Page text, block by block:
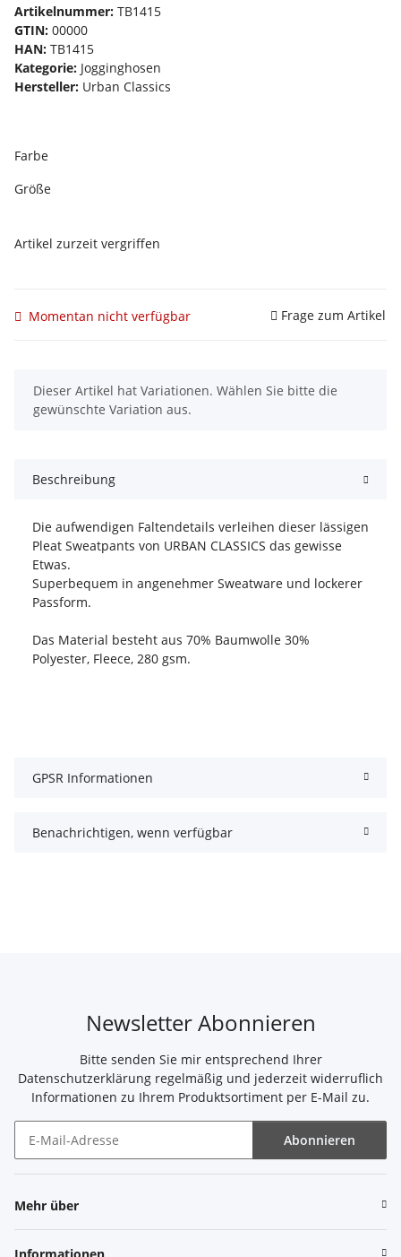
Artikelnummer: TB1415
GTIN: 00000
HAN: TB1415
Kategorie: Jogginghosen
Hersteller: Urban Classics
Farbe
Größe
Artikel zurzeit vergriffen
Momentan nicht verfügbar Frage zum Artikel
x
Dieser Artikel hat Variationen. Wählen Sie bitte die
gewünschte Variation aus.
Beschreibung
Die aufwendigen Faltendetails verleihen dieser lässigen
Pleat Sweatpants von URBAN CLASSICS das gewisse
Etwas.
Superbequem in angenehmer Sweatware und lockerer
Passform.
Das Material besteht aus 70% Baumwolle 30%
Polyester, Fleece, 280 gsm.
GPSR Informationen
Benachrichtigen, wenn verfügbar
Newsletter Abonnieren
Bitte senden Sie mir entsprechend Ihrer
Datenschutzerklärung regelmäßig und jederzeit widerruflich
Informationen zu Ihrem Produktsortiment per E-Mail zu.
Abonnieren
Mehr über